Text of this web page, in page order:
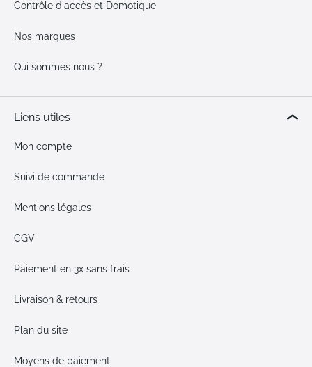
Contrôle d'accès et Domotique
Nos marques
Qui sommes nous ?
Liens utiles
Mon compte
Suivi de commande
Mentions légales
CGV
Paiement en 3x sans frais
Livraison & retours
Plan du site
Moyens de paiement